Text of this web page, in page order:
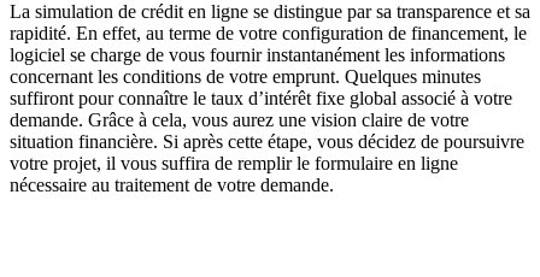
La simulation de crédit en ligne se distingue par sa transparence et sa
rapidité. En effet, au terme de votre configuration de financement, le
logiciel se charge de vous fournir instantanément les informations
concernant les conditions de votre emprunt. Quelques minutes
suffiront pour connaître le taux d’intérêt fixe global associé à votre
demande. Grâce à cela, vous aurez une vision claire de votre
situation financière. Si après cette étape, vous décidez de poursuivre
votre projet, il vous suffira de remplir le formulaire en ligne
nécessaire au traitement de votre demande.